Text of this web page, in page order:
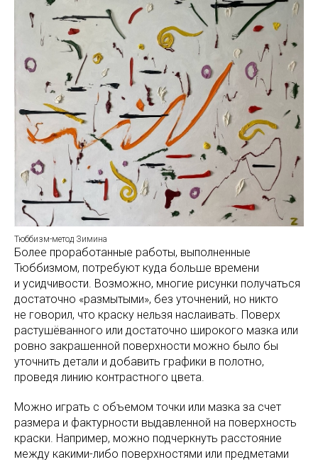
Тюббизм-метод Зимина
Более проработанные работы, выполненные
Тюббизмом, потребуют куда больше времени
и усидчивости. Возможно, многие рисунки получаться
достаточно «размытыми», без уточнений, но никто
не говорил, что краску нельзя наслаивать. Поверх
растушёванного или достаточно широкого мазка или
ровно закрашенной поверхности можно было бы
уточнить детали и добавить графики в полотно,
проведя линию контрастного цвета.
Можно играть с объемом точки или мазка за счет
размера и фактурности выдавленной на поверхность
краски. Например, можно подчеркнуть расстояние
между какими-либо поверхностями или предметами